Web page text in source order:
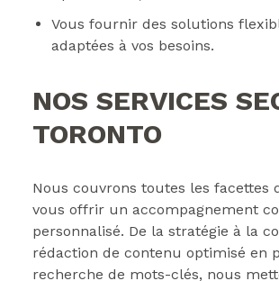
Vous fournir des solutions
adaptées à vos besoins.
NOS SERVICES
TORONTO
Nous couvrons toutes les facettes
vous offrir un accompagnement
personnalisé. De la stratégie à la
rédaction de contenu optimisé en
recherche de mots-clés, nous